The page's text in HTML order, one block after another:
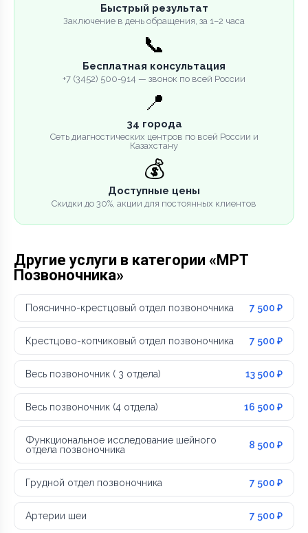
Быстрый результат
Заключение в день обращения, за 1–2 часа
📞
Бесплатная консультация
+7 (3452) 500-914 — звонок по всей России
📍
34 города
Сеть диагностических центров по всей России и
Казахстану
💰
Доступные цены
Скидки до 30%, акции для постоянных клиентов
Другие услуги в категории «МРТ
Позвоночника»
Пояснично-крестцовый отдел позвоночника 7 500 ₽
Крестцово-копчиковый отдел позвоночника 7 500 ₽
Весь позвоночник ( 3 отдела) 13 500 ₽
Весь позвоночник (4 отдела) 16 500 ₽
Функциональное исследование шейного
отдела позвоночника
8 500 ₽
Грудной отдел позвоночника 7 500 ₽
Артерии шеи 7 500 ₽